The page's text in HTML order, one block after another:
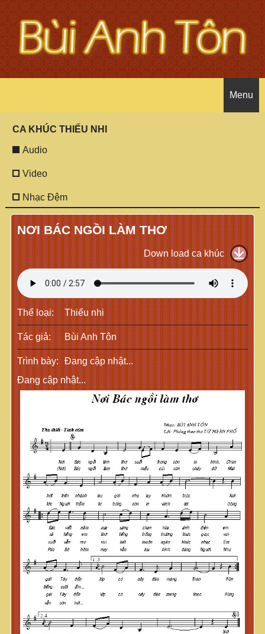
Menu
Trang chủ
Tác giả
Các bài báo
Phỏng vấn tác giả
Tác phẩm xuất bản
Ca khúc thiếu nhi
Audio
Video
Nhạc đệm
Ca khúc
Audio
Video
Nhạc đệm
Văn bản tác phẩm
Ca khúc thiếu nhi
Ca khúc
Giáo dục nghệ thuật
Blog
Thư giãn
CA KHÚC THIẾU NHI
Audio
Video
Nhạc Đệm
NƠI BÁC NGỒI LÀM THƠ
Down load ca khúc
Thể loại: Thiếu nhi
Tác giả: Bùi Anh Tôn
Trình bày:
Đang cập nhật...
Đang cập nhật...